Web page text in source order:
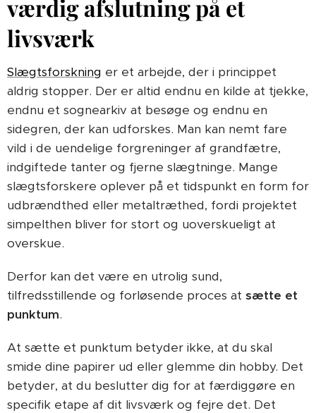
værdig afslutning på et
livsværk
Slægtsforskning er et arbejde, der i princippet
aldrig stopper. Der er altid endnu en kilde at tjekke,
endnu et sognearkiv at besøge og endnu en
sidegren, der kan udforskes. Man kan nemt fare
vild i de uendelige forgreninger af grandfætre,
indgiftede tanter og fjerne slægtninge. Mange
slægtsforskere oplever på et tidspunkt en form for
udbrændthed eller metaltræthed, fordi projektet
simpelthen bliver for stort og uoverskueligt at
overskue.
Derfor kan det være en utrolig sund,
tilfredsstillende og forløsende proces at sætte et
punktum.
At sætte et punktum betyder ikke, at du skal
smide dine papirer ud eller glemme din hobby. Det
betyder, at du beslutter dig for at færdiggøre en
specifik etape af dit livsværk og fejre det. Det